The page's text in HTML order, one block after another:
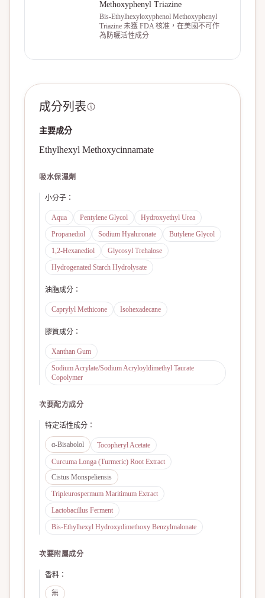
Methoxyphenyl Triazine
Bis-Ethylhexyloxyphenol Methoxyphenyl
Triazine 未獲 FDA 核准，在美國不可作
為防曬活性成分
成分列表
主要成分
Ethylhexyl Methoxycinnamate
吸水保濕劑
小分子 ：
Aqua Pentylene Glycol
Hydroxyethyl Urea
Propanediol
Sodium Hyaluronate
Butylene Glycol
1,2-Hexanediol
Glycosyl Trehalose
Hydrogenated Starch Hydrolysate
油脂成分 ：
Caprylyl Methicone Isohexadecane
膠質成分 ：
Xanthan Gum
Sodium Acrylate/Sodium Acryloyldimethyl Taurate
Copolymer
次要配方成分
特定活性成分 ：
α-Bisabolol
Tocopheryl Acetate
Curcuma Longa (Turmeric) Root Extract
Cistus Monspeliensis
Tripleurospermum Maritimum Extract
Lactobacillus Ferment
Bis-Ethylhexyl Hydroxydimethoxy Benzylmalonate
次要附屬成分
香料 ：
無